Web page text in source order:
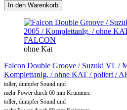
In den Warenkorb
FALCON
ohne Kat
Falcon Double Groove / Suzuki VL /
Komplettanlg. / ohne KAT / poliert /
toller, dumpfer Sound und
mehr Power durch 60 mm Krümmer.
toller, dumpfer Sound und